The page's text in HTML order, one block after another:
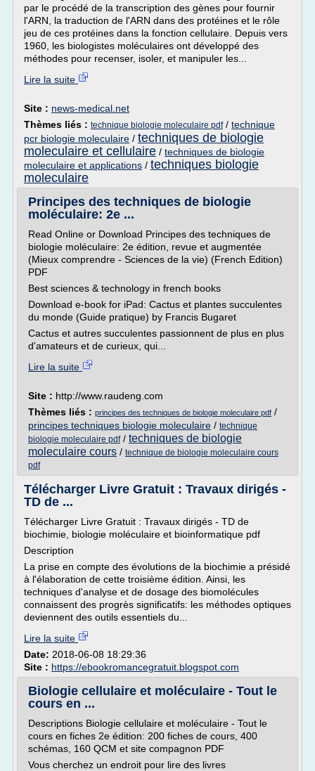
par le procédé de la transcription des gènes pour fournir
l'ARN, la traduction de l'ARN dans des protéines et le rôle
jeu de ces protéines dans la fonction cellulaire. Depuis vers
1960, les biologistes moléculaires ont développé des
méthodes pour recenser, isoler, et manipuler les...
Lire la suite
Site : news-medical.net
Thèmes liés : technique biologie moleculaire pdf/ technique
pcr biologie moleculaire / techniques de biologie
moleculaire et cellulaire / techniques de biologie
moleculaire et applications / techniques biologie
moleculaire
Principes des techniques de biologie
moléculaire: 2e ...
Read Online or Download Principes des techniques de
biologie moléculaire: 2e édition, revue et augmentée
(Mieux comprendre - Sciences de la vie) (French Edition)
PDF
Best sciences & technology in french books
Download e-book for iPad: Cactus et plantes succulentes
du monde (Guide pratique) by Francis Bugaret
Cactus et autres succulentes passionnent de plus en plus
d'amateurs et de curieux, qui...
Lire la suite
Site : http://www.raudeng.com
Thèmes liés : principes des techniques de biologie moleculaire pdf /
principes techniques biologie moleculaire / technique
biologie moleculaire pdf/ techniques de biologie
moleculaire cours / technique de biologie moleculaire cours
pdf
Télécharger Livre Gratuit : Travaux dirigés -
TD de ...
Télécharger Livre Gratuit : Travaux dirigés - TD de
biochimie, biologie moléculaire et bioinformatique pdf
Description
La prise en compte des évolutions de la biochimie a présidé
à l'élaboration de cette troisième édition. Ainsi, les
techniques d'analyse et de dosage des biomolécules
connaissent des progrès significatifs: les méthodes optiques
deviennent des outils essentiels du...
Lire la suite
Date: 2018-06-08 18:29:36
Site : https://ebookromancegratuit.blogspot.com
Biologie cellulaire et moléculaire - Tout le
cours en ...
Descriptions Biologie cellulaire et moléculaire - Tout le
cours en fiches 2e édition: 200 fiches de cours, 400
schémas, 160 QCM et site compagnon PDF
Vous cherchez un endroit pour lire des livres